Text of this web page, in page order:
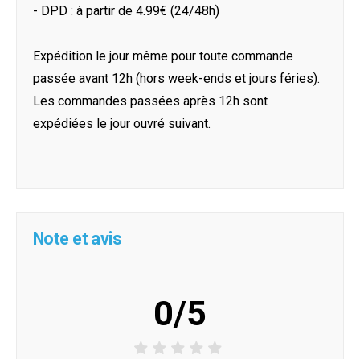
- DPD : à partir de 4.99€ (24/48h)
Expédition le jour même pour toute commande
passée avant 12h (hors week-ends et jours féries).
Les commandes passées après 12h sont
expédiées le jour ouvré suivant.
Note et avis
0/5